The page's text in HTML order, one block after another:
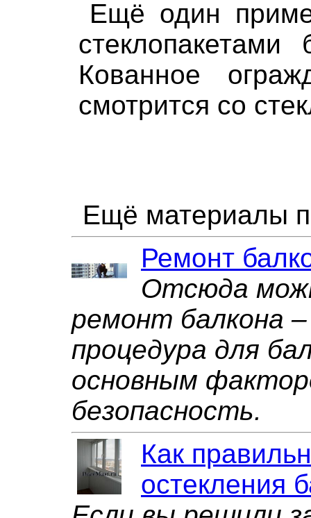
Ещё один
Кованное
смотрится со
Ещё материалы
Ремонт
Отсюда
ремонт балкона
процедура для
основным
безопасность.
Как
остекления